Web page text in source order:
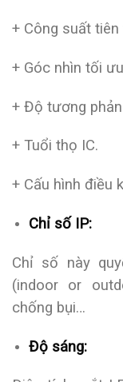
+ Công suất
+ Góc nhìn tối
+ Độ tương
+ Tuổi thọ IC.
+ Cấu hình điều
Chỉ số IP:
Chỉ số này
(indoor or
chống bụi…
Độ sáng: